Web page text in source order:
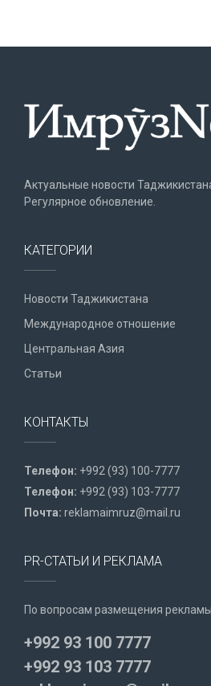
Актуальные новости
Регулярное обновление.
КАТЕГОРИИ
Новости Таджикистана
Международное отношение
Центральная Азия
Статьи
КОНТАКТЫ
Телефон: +992 (93) 100-7777
Телефон: +992 (93) 103-7777
Почта: reklamaimruz@mail.ru
PR-СТАТЬИ И РЕКЛАМА
По вопросам размещения рекламы
+992 93 100 7777
+992 93 103 7777